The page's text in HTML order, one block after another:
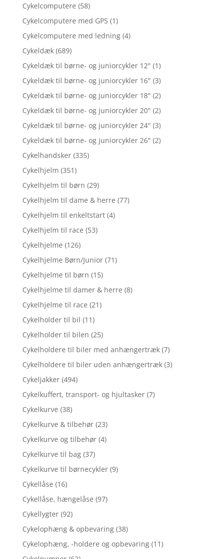
Cykelcomputere (58)
Cykelcomputere med GPS (1)
Cykelcomputere med ledning (4)
Cykeldæk (689)
Cykeldæk til børne- og juniorcykler 12" (1)
Cykeldæk til børne- og juniorcykler 16" (3)
Cykeldæk til børne- og juniorcykler 18" (2)
Cykeldæk til børne- og juniorcykler 20" (2)
Cykeldæk til børne- og juniorcykler 24" (3)
Cykeldæk til børne- og juniorcykler 26" (2)
Cykelhandsker (335)
Cykelhjelm (351)
Cykelhjelm til børn (29)
Cykelhjelm til dame & herre (77)
Cykelhjelm til enkeltstart (4)
Cykelhjelm til race (53)
Cykelhjelme (126)
Cykelhjelme Børn/Junior (71)
Cykelhjelme til børn (15)
Cykelhjelme til damer & herre (8)
Cykelhjelme til race (21)
Cykelholder til bil (11)
Cykelholder til bilen (25)
Cykelholdere til biler med anhængertræk (7)
Cykelholdere til biler uden anhængertræk (3)
Cykeljakker (494)
Cykelkuffert, transport- og hjultasker (7)
Cykelkurve (38)
Cykelkurve & tilbehør (23)
Cykelkurve og tilbehør (4)
Cykelkurve til bag (37)
Cykelkurve til børnecykler (9)
Cykellåse (16)
Cykellåse, hængelåse (97)
Cykellygter (92)
Cykelophæng & opbevaring (38)
Cykelophæng, -holdere og opbevaring (11)